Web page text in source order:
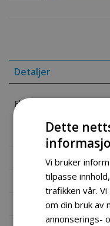
Detaljer
Flash Relay
SKU: 38620-23H00
Mer informasjon
Produktomtaler
Fil vedlegg
Dette
Vi bruker
tilpasse
trafikken vår.
om din bruk
annonserings-